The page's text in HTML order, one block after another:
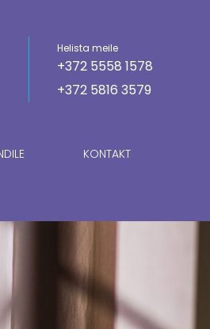
Helista meile
+372 5558 1578
+372 5816 3579
KONTAKT